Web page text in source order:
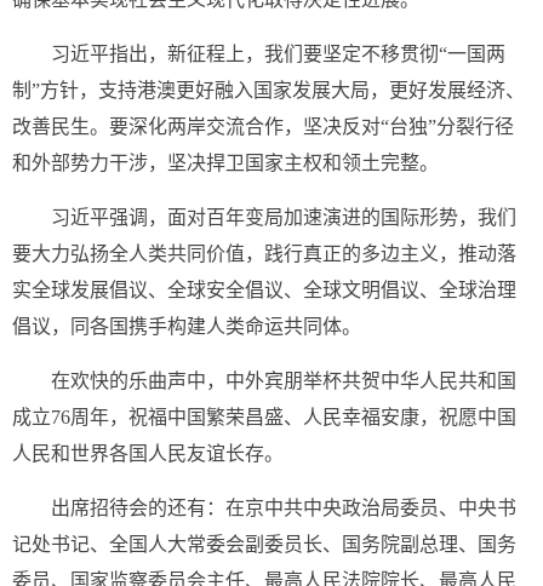
习近平指出，新征程上，我们要坚定不移贯彻“一国两
制”方针，支持港澳更好融入国家发展大局，更好发展经济、
改善民生。要深化两岸交流合作，坚决反对“台独”分裂行径
和外部势力干涉，坚决捍卫国家主权和领土完整。
习近平强调，面对百年变局加速演进的国际形势，我们
要大力弘扬全人类共同价值，践行真正的多边主义，推动落
实全球发展倡议、全球安全倡议、全球文明倡议、全球治理
倡议，同各国携手构建人类命运共同体。
在欢快的乐曲声中，中外宾朋举杯共贺中华人民共和国
成立76周年，祝福中国繁荣昌盛、人民幸福安康，祝愿中国
人民和世界各国人民友谊长存。
出席招待会的还有：在京中共中央政治局委员、中央书
记处书记、全国人大常委会副委员长、国务院副总理、国务
委员、国家监察委员会主任、最高人民法院院长、最高人民